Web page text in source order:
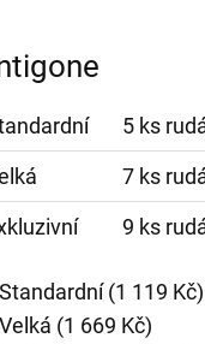
5 ks
7 ks
9 ks
Standardní (1 119 Kč)
Velká (1 669 Kč)